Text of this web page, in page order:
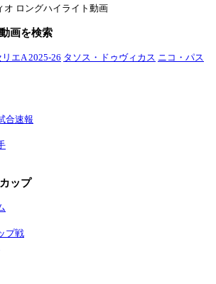
オ ロングハイライト動画
画を検索
リエA 2025-26 タソス・ドゥヴィカス ニコ・パス
合速報
ップ
プ戦